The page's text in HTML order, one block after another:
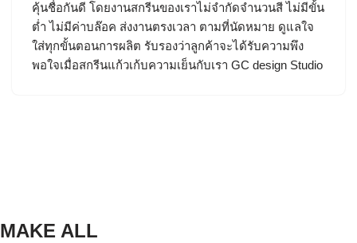
คุ้นชื่อกันดี โดยงานสกรีนของเราไม่จำกัดจำนวนสี ไม่มีขั้น
ต่ำ ไม่มีค่าบล๊อค ส่งงานตรงเวลา ตามที่นัดหมาย ดูแลใจ
ใส่ทุกขั้นตอนการผลิต รับรองว่าลูกค้าจะได้รับความพึง
พอใจเมื่อสกรีนแก้วเก้บความเย็นกับเรา GC design Studio
MAKE ALL